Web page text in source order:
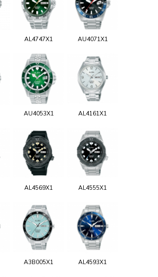
AL4747X1 AU4071X1
AU4053X1 AL4161X1
AL4569X1 AL4555X1
A3B005X1 AL4593X1